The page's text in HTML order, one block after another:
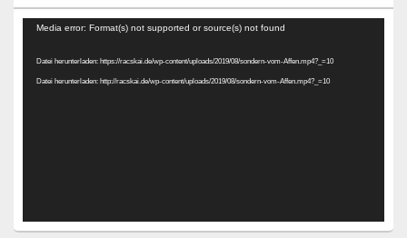
Video-
Media error: Format(s) not supported or source(s) not found
Datei herunterladen: https://racskai.de/wp-content/uploads/2019/08/sondern-vom-Affen.mp4?_=10
Datei herunterladen: http://racskai.de/wp-content/uploads/2019/08/sondern-vom-Affen.mp4?_=10